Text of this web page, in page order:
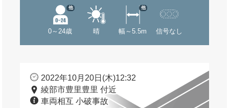
0～24歳
他
晴 幅～5.5m
他
信号なし
2022年10月20日(木)12:32
綾部市豊里豊里 付近
車両相互 小破事故